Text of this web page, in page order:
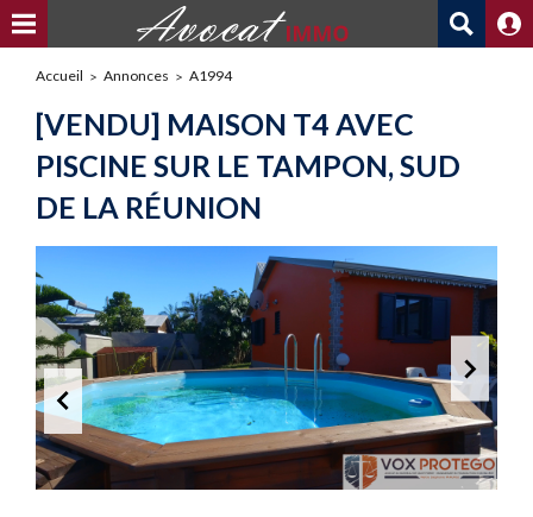
Accueil Annonces A1994
[VENDU] MAISON T4 AVEC
PISCINE SUR LE TAMPON, SUD
DE LA RÉUNION